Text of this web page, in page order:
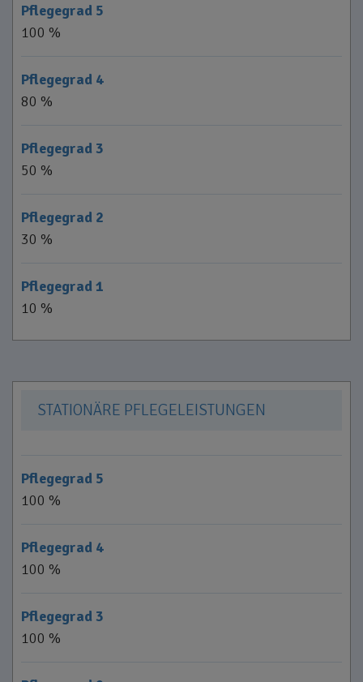
Pflegegrad 5
100 %
Pflegegrad 4
80 %
Pflegegrad 3
50 %
Pflegegrad 2
30 %
Pflegegrad 1
10 %
STATIONÄRE PFLEGELEISTUNGEN
Pflegegrad 5
100 %
Pflegegrad 4
100 %
Pflegegrad 3
100 %